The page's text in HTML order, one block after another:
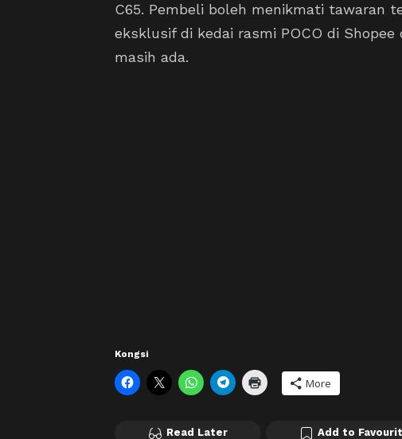
C65. Pembeli boleh menikmati tawaran
eksklusif di kedai rasmi POCO di
masih ada.
Kongsi
More
Read Later Add to